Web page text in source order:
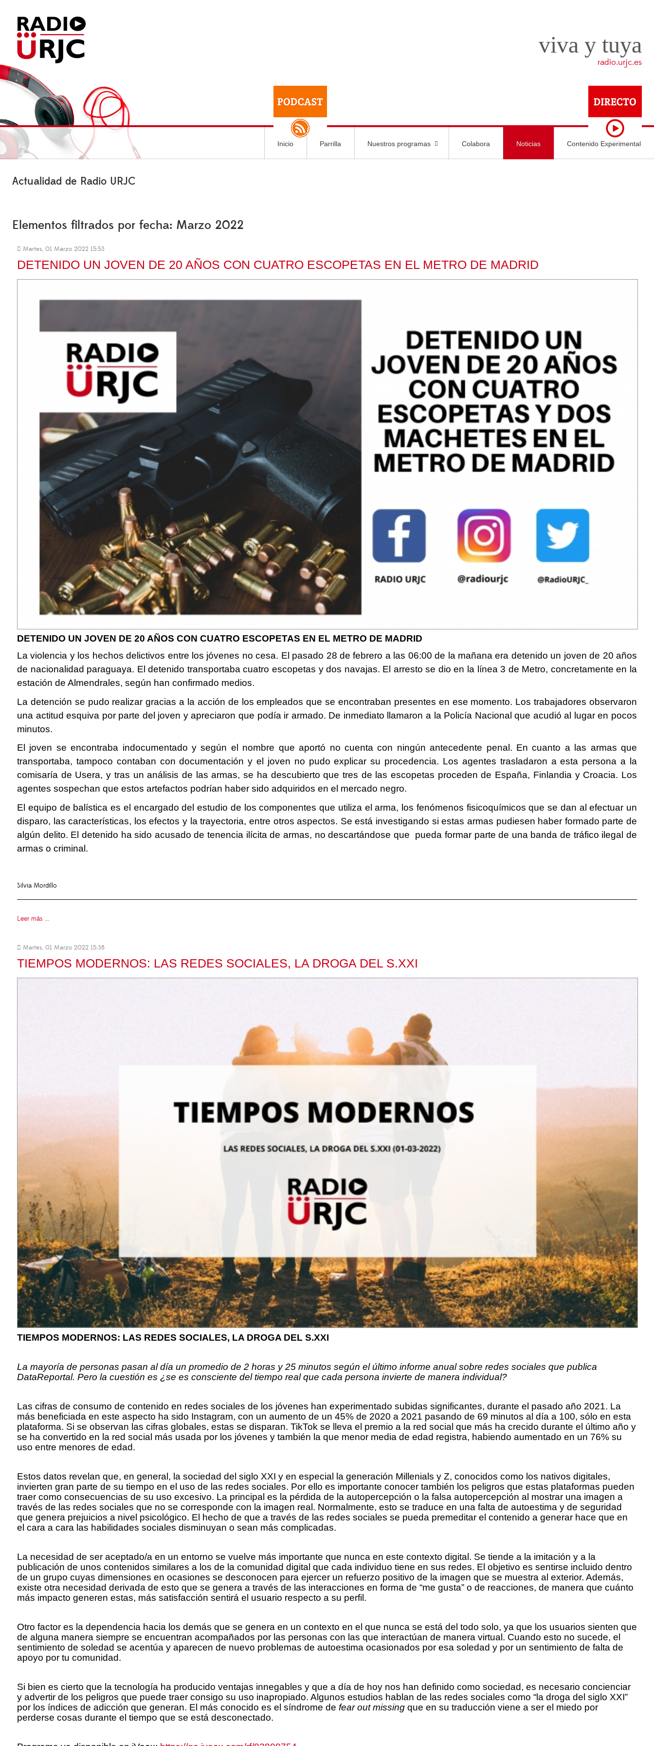
viva y tuya
radio.urjc.es
Inicio Parrilla Nuestros programas Colabora Noticias Contenido Experimental
Actualidad de Radio URJC
Elementos filtrados por fecha: Marzo 2022
Martes, 01 Marzo 2022 15:53
DETENIDO UN JOVEN DE 20 AÑOS CON CUATRO ESCOPETAS EN EL METRO DE MADRID
DETENIDO UN JOVEN DE 20 AÑOS CON CUATRO ESCOPETAS EN EL METRO DE MADRID
La violencia y los hechos delictivos entre los jóvenes no cesa. El pasado 28 de febrero a las 06:00 de la mañana era detenido un joven de 20 años
de nacionalidad paraguaya. El detenido transportaba cuatro escopetas y dos navajas. El arresto se dio en la línea 3 de Metro, concretamente en la
estación de Almendrales, según han confirmado medios.
La detención se pudo realizar gracias a la acción de los empleados que se encontraban presentes en ese momento. Los trabajadores observaron
una actitud esquiva por parte del joven y apreciaron que podía ir armado. De inmediato llamaron a la Policía Nacional que acudió al lugar en pocos
minutos.
El joven se encontraba indocumentado y según el nombre que aportó no cuenta con ningún antecedente penal. En cuanto a las armas que
transportaba, tampoco contaban con documentación y el joven no pudo explicar su procedencia. Los agentes trasladaron a esta persona a la
comisaría de Usera, y tras un análisis de las armas, se ha descubierto que tres de las escopetas proceden de España, Finlandia y Croacia. Los
agentes sospechan que estos artefactos podrían haber sido adquiridos en el mercado negro.
El equipo de balística es el encargado del estudio de los componentes que utiliza el arma, los fenómenos fisicoquímicos que se dan al efectuar un
disparo, las características, los efectos y la trayectoria, entre otros aspectos. Se está investigando si estas armas pudiesen haber formado parte de
algún delito. El detenido ha sido acusado de tenencia ilícita de armas, no descartándose que pueda formar parte de una banda de tráfico ilegal de
armas o criminal.
Silvia Mordillo
Leer más ...
Martes, 01 Marzo 2022 15:38
TIEMPOS MODERNOS: LAS REDES SOCIALES, LA DROGA DEL S.XXI
TIEMPOS MODERNOS: LAS REDES SOCIALES, LA DROGA DEL S.XXI
La mayoría de personas pasan al día un promedio de 2 horas y 25 minutos según el último informe anual sobre redes sociales que publica
DataReportal. Pero la cuestión es ¿se es consciente del tiempo real que cada persona invierte de manera individual?
Las cifras de consumo de contenido en redes sociales de los jóvenes han experimentado subidas significantes, durante el pasado año 2021. La
más beneficiada en este aspecto ha sido Instagram, con un aumento de un 45% de 2020 a 2021 pasando de 69 minutos al día a 100, sólo en esta
plataforma. Si se observan las cifras globales, estas se disparan. TikTok se lleva el premio a la red social que más ha crecido durante el último año y
se ha convertido en la red social más usada por los jóvenes y también la que menor media de edad registra, habiendo aumentado en un 76% su
uso entre menores de edad.
Estos datos revelan que, en general, la sociedad del siglo XXI y en especial la generación Millenials y Z, conocidos como los nativos digitales,
invierten gran parte de su tiempo en el uso de las redes sociales. Por ello es importante conocer también los peligros que estas plataformas pueden
traer como consecuencias de su uso excesivo. La principal es la pérdida de la autopercepción o la falsa autopercepción al mostrar una imagen a
través de las redes sociales que no se corresponde con la imagen real. Normalmente, esto se traduce en una falta de autoestima y de seguridad
que genera prejuicios a nivel psicológico. El hecho de que a través de las redes sociales se pueda premeditar el contenido a generar hace que en
el cara a cara las habilidades sociales disminuyan o sean más complicadas.
La necesidad de ser aceptado/a en un entorno se vuelve más importante que nunca en este contexto digital. Se tiende a la imitación y a la
publicación de unos contenidos similares a los de la comunidad digital que cada individuo tiene en sus redes. El objetivo es sentirse incluido dentro
de un grupo cuyas dimensiones en ocasiones se desconocen para ejercer un refuerzo positivo de la imagen que se muestra al exterior. Además,
existe otra necesidad derivada de esto que se genera a través de las interacciones en forma de “me gusta” o de reacciones, de manera que cuánto
más impacto generen estas, más satisfacción sentirá el usuario respecto a su perfil.
Otro factor es la dependencia hacia los demás que se genera en un contexto en el que nunca se está del todo solo, ya que los usuarios sienten que
de alguna manera siempre se encuentran acompañados por las personas con las que interactúan de manera virtual. Cuando esto no sucede, el
sentimiento de soledad se acentúa y aparecen de nuevo problemas de autoestima ocasionados por esa soledad y por un sentimiento de falta de
apoyo por tu comunidad.
Si bien es cierto que la tecnología ha producido ventajas innegables y que a día de hoy nos han definido como sociedad, es necesario concienciar
y advertir de los peligros que puede traer consigo su uso inapropiado. Algunos estudios hablan de las redes sociales como “la droga del siglo XXI”
por los índices de adicción que generan. El más conocido es el síndrome de fear out missing que en su traducción viene a ser el miedo por
perderse cosas durante el tiempo que se está desconectado.